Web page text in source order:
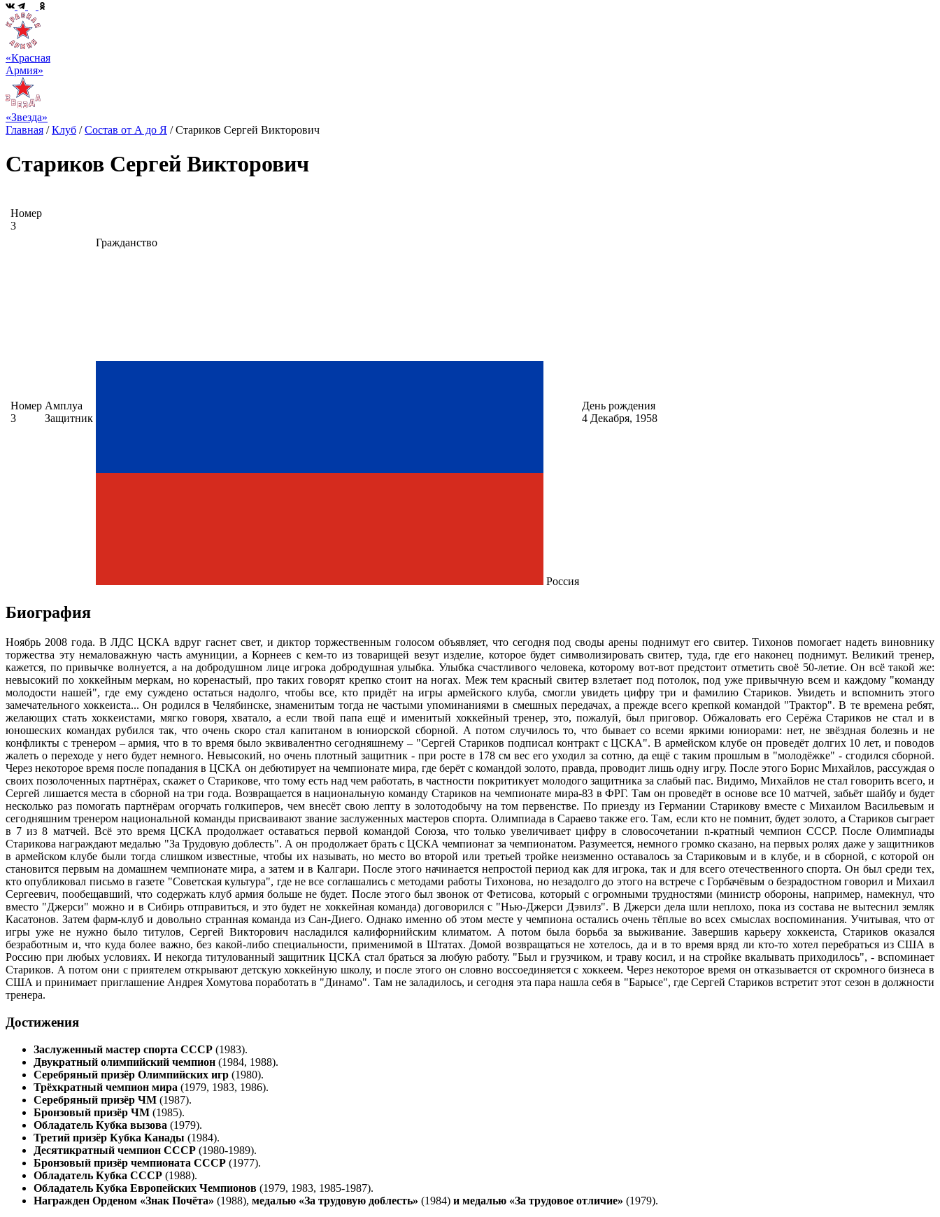
«Красная
Армия»
«Звезда»
Главная /Клуб /Состав от А до Я /Стариков Сергей Викторович
Стариков Сергей Викторович
Номер
3
Номер
3
Амплуа
Защитник
Гражданство
Россия
День рождения
4 Декабря, 1958
Биография
Ноябрь 2008 года. В ЛДС ЦСКА вдруг гаснет свет, и диктор торжественным голосом объявляет, что сегодня под своды арены поднимут его свитер. Тихонов помогает надеть виновнику
торжества эту немаловажную часть амуниции, а Корнеев с кем-то из товарищей везут изделие, которое будет символизировать свитер, туда, где его наконец поднимут. Великий тренер,
кажется, по привычке волнуется, а на добродушном лице игрока добродушная улыбка. Улыбка счастливого человека, которому вот-вот предстоит отметить своё 50-летие. Он всё такой же:
невысокий по хоккейным меркам, но коренастый, про таких говорят крепко стоит на ногах. Меж тем красный свитер взлетает под потолок, под уже привычную всем и каждому "команду
молодости нашей", где ему суждено остаться надолго, чтобы все, кто придёт на игры армейского клуба, смогли увидеть цифру три и фамилию Стариков. Увидеть и вспомнить этого
замечательного хоккеиста... Он родился в Челябинске, знаменитым тогда не частыми упоминаниями в смешных передачах, а прежде всего крепкой командой "Трактор". В те времена ребят,
желающих стать хоккеистами, мягко говоря, хватало, а если твой папа ещё и именитый хоккейный тренер, это, пожалуй, был приговор. Обжаловать его Серёжа Стариков не стал и в
юношеских командах рубился так, что очень скоро стал капитаном в юниорской сборной. А потом случилось то, что бывает со всеми яркими юниорами: нет, не звёздная болезнь и не
конфликты с тренером – армия, что в то время было эквивалентно сегодняшнему – "Сергей Стариков подписал контракт с ЦСКА". В армейском клубе он проведёт долгих 10 лет, и поводов
жалеть о переходе у него будет немного. Невысокий, но очень плотный защитник - при росте в 178 см вес его уходил за сотню, да ещё с таким прошлым в "молодёжке" - сгодился сборной.
Через некоторое время после попадания в ЦСКА он дебютирует на чемпионате мира, где берёт с командой золото, правда, проводит лишь одну игру. После этого Борис Михайлов, рассуждая о
своих позолоченных партнёрах, скажет о Старикове, что тому есть над чем работать, в частности покритикует молодого защитника за слабый пас. Видимо, Михайлов не стал говорить всего, и
Сергей лишается места в сборной на три года. Возвращается в национальную команду Стариков на чемпионате мира-83 в ФРГ. Там он проведёт в основе все 10 матчей, забьёт шайбу и будет
несколько раз помогать партнёрам огорчать голкиперов, чем внесёт свою лепту в золотодобычу на том первенстве. По приезду из Германии Старикову вместе с Михаилом Васильевым и
сегодняшним тренером национальной команды присваивают звание заслуженных мастеров спорта. Олимпиада в Сараево также его. Там, если кто не помнит, будет золото, а Стариков сыграет
в 7 из 8 матчей. Всё это время ЦСКА продолжает оставаться первой командой Союза, что только увеличивает цифру в словосочетании n-кратный чемпион СССР. После Олимпиады
Старикова награждают медалью "За Трудовую доблесть". А он продолжает брать с ЦСКА чемпионат за чемпионатом. Разумеется, немного громко сказано, на первых ролях даже у защитников
в армейском клубе были тогда слишком известные, чтобы их называть, но место во второй или третьей тройке неизменно оставалось за Стариковым и в клубе, и в сборной, с которой он
становится первым на домашнем чемпионате мира, а затем и в Калгари. После этого начинается непростой период как для игрока, так и для всего отечественного спорта. Он был среди тех,
кто опубликовал письмо в газете "Советская культура", где не все соглашались с методами работы Тихонова, но незадолго до этого на встрече с Горбачёвым о безрадостном говорил и Михаил
Сергеевич, пообещавший, что содержать клуб армия больше не будет. После этого был звонок от Фетисова, который с огромными трудностями (министр обороны, например, намекнул, что
вместо "Джерси" можно и в Сибирь отправиться, и это будет не хоккейная команда) договорился с "Нью-Джерси Дэвилз". В Джерси дела шли неплохо, пока из состава не вытеснил земляк
Касатонов. Затем фарм-клуб и довольно странная команда из Сан-Диего. Однако именно об этом месте у чемпиона остались очень тёплые во всех смыслах воспоминания. Учитывая, что от
игры уже не нужно было титулов, Сергей Викторович насладился калифорнийским климатом. А потом была борьба за выживание. Завершив карьеру хоккеиста, Стариков оказался
безработным и, что куда более важно, без какой-либо специальности, применимой в Штатах. Домой возвращаться не хотелось, да и в то время вряд ли кто-то хотел перебраться из США в
Россию при любых условиях. И некогда титулованный защитник ЦСКА стал браться за любую работу. "Был и грузчиком, и траву косил, и на стройке вкалывать приходилось", - вспоминает
Стариков. А потом они с приятелем открывают детскую хоккейную школу, и после этого он словно воссоединяется с хоккеем. Через некоторое время он отказывается от скромного бизнеса в
США и принимает приглашение Андрея Хомутова поработать в "Динамо". Там не заладилось, и сегодня эта пара нашла себя в "Барысе", где Сергей Стариков встретит этот сезон в должности
тренера.
Достижения
Заслуженный мастер спорта СССР (1983).
Двукратный олимпийский чемпион (1984, 1988).
Серебряный призёр Олимпийских игр (1980).
Трёхкратный чемпион мира (1979, 1983, 1986).
Серебряный призёр ЧМ (1987).
Бронзовый призёр ЧМ (1985).
Обладатель Кубка вызова (1979).
Третий призёр Кубка Канады (1984).
Десятикратный чемпион СССР (1980-1989).
Бронзовый призёр чемпионата СССР (1977).
Обладатель Кубка СССР (1988).
Обладатель Кубка Европейских Чемпионов (1979, 1983, 1985-1987).
Награжден Орденом «Знак Почёта» (1988), медалью «За трудовую доблесть» (1984) и медалью «За трудовое отличие» (1979).